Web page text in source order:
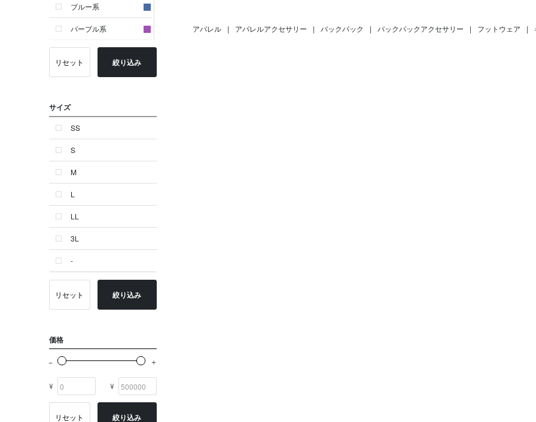
ブルー系
パープル系
イエロー系
オレンジ系
シルバー系
ゴールド系
その他
イニシャル
OTHERS
リセット 絞り込み
サイズ
SS
S
M
L
LL
3L
-
リセット 絞り込み
価格
¥ ¥
リセット 絞り込み
アパレル | アパレルアクセサリー | バックパック | バックパックアクセサリー | フットウェア |